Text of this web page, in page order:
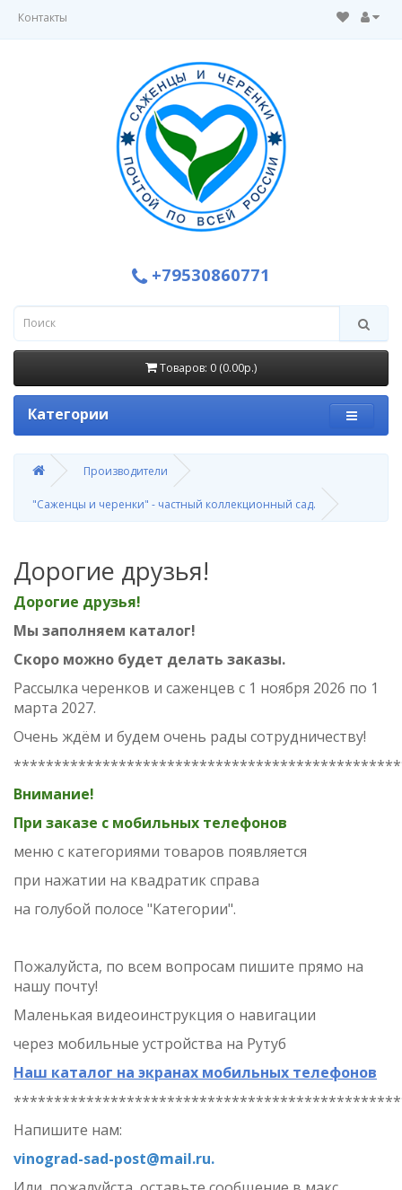
Контакты
+79530860771
Товаров: 0 (0.00р.)
Категории
Производители
"Саженцы и черенки" - частный коллекционный сад.
Дорогие друзья!
Дорогие друзья!
Мы заполняем каталог!
Скоро можно будет делать заказы.
Рассылка черенков и саженцев с 1 ноября 2026 по 1
марта 2027.
Очень ждём и будем очень рады сотрудничеству!
Внимание!
При заказе с мобильных телефонов
меню с категориями товаров появляется
при нажатии на квадратик справа
на голубой полосе "Категории".
Пожалуйста, по всем вопросам пишите прямо на
нашу почту!
Маленькая видеоинструкция о навигации
через мобильные устройства на Рутуб
Наш каталог на экранах мобильных телефонов
Напишите нам:
vinograd-sad-post@mail.ru.